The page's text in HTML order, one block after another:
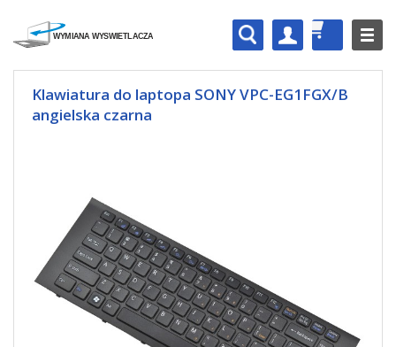
Klawiatura do laptopa SONY VPC-EG1FGX/B
angielska czarna